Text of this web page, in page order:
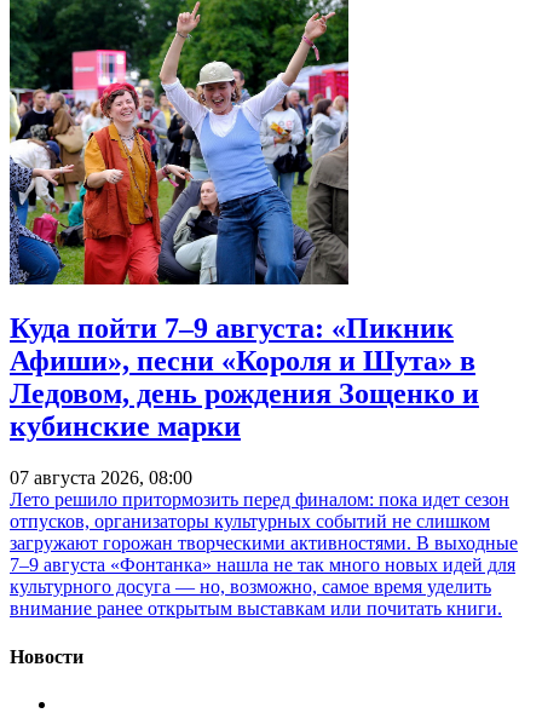
Куда пойти 7–9 августа: «Пикник
Афиши», песни «Короля и Шута» в
Ледовом, день рождения Зощенко и
кубинские марки
07 августа 2026, 08:00
Лето решило притормозить перед финалом: пока идет сезон
отпусков, организаторы культурных событий не слишком
загружают горожан творческими активностями. В выходные
7–9 августа «Фонтанка» нашла не так много новых идей для
культурного досуга — но, возможно, самое время уделить
внимание ранее открытым выставкам или почитать книги.
Новости